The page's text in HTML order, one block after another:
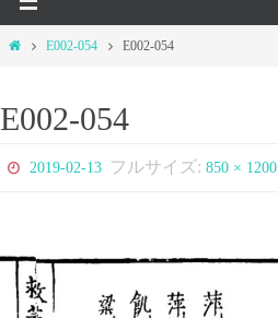
プ
ホ
E002-054 E002-054
E002-054
2019-02-13 フルサイズ:850 × 1200